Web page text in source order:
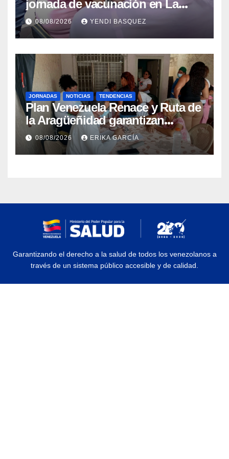
jornada de vacunación en La
Guaira para garantizar protección
epidemiológica
08/08/2026 YENDI BASQUEZ
JORNADAS NOTICIAS TENDENCIAS
Plan Venezuela Renace y Ruta de
la Aragüeñidad garantizan
atención médica integral en
Aragua
08/08/2026 ERIKA GARCÍA
Garantizando el derecho a la salud de todos los venezolanos a
través de un sistema público accesible y de calidad.